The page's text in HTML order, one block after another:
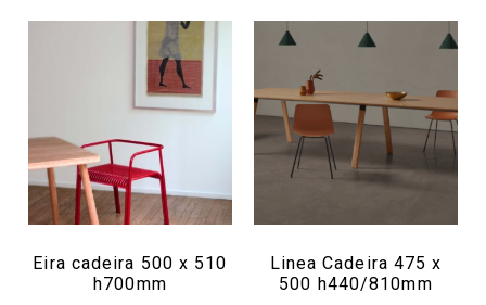
Eira cadeira 500 x 510
h700mm
Linea Cadeira 475 x
500 h440/810mm